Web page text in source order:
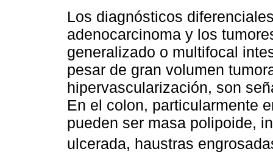
Los diagnósticos
adenocarcinoma y los
generalizado o multifocal
pesar de gran volumen
hipervascularización, son
En el colon, particularmente
pueden ser masa polipoide,
ulcerada, haustras